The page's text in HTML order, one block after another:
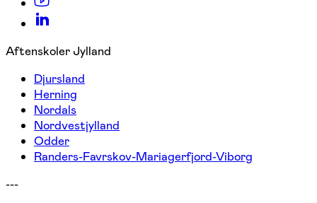
Aftenskoler Jylland
Djursland
Herning
Nordals
Nordvestjylland
Odder
Randers-Favrskov-Mariagerfjord-Viborg
---